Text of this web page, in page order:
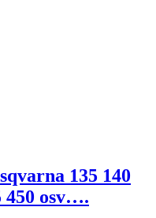
135 140
450 osv….